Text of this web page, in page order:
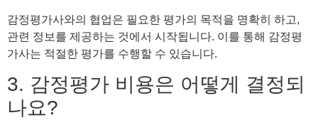
감정평가사와의 협업은 필요한 평가의 목적을 명확히 하고,
관련 정보를 제공하는 것에서 시작됩니다. 이를 통해 감정평
가사는 적절한 평가를 수행할 수 있습니다.
3. 감정평가 비용은 어떻게 결정되
나요?